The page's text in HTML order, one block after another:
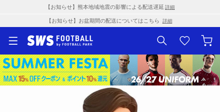
【お知らせ】熊本地域地震の影響による配送遅延 詳細
【お知らせ】お盆期間の配送についてはこちら 詳細